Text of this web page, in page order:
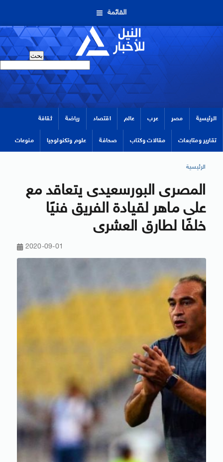
القائمة
الرئيسية مصر عرب عالم اقتصاد رياضة ثقافة
تقارير ومتابعات مقالات وكتاب صحافة علوم وتكنولوجيا منوعات
الرئيسية
المصرى البورسعيدى يتعاقد مع
على ماهر لقيادة الفريق فنيًا
خلفًا لطارق العشرى
2020-09-01